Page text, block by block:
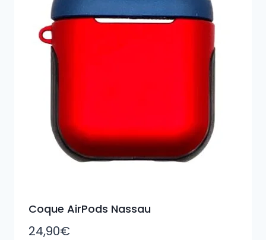
Coque AirPods Nassau
24,90€